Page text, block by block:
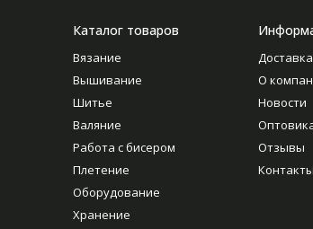
Каталог товаров
Вязание
Вышивание
Шитье
Валяние
Работа с бисером
Плетение
Оборудование
Хранение
Доставка
О
Новости
Отзывы
Контакты